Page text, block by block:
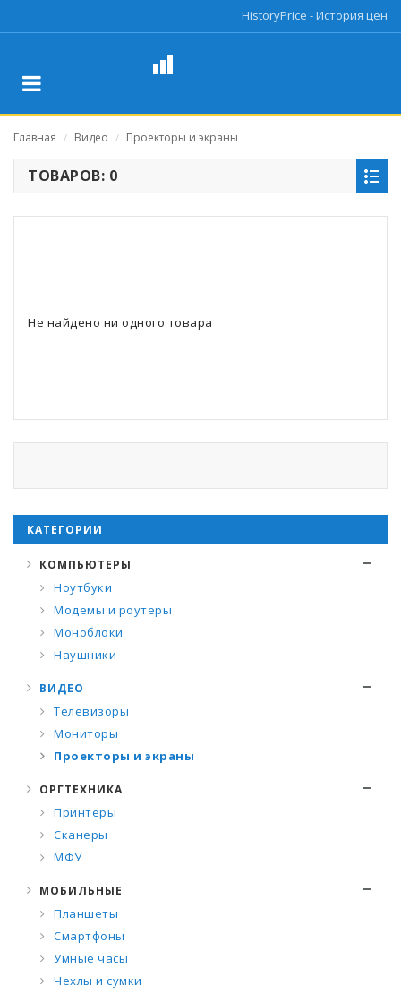
HistoryPrice - История цен
Главная / Видео / Проекторы и экраны
ТОВАРОВ: 0
Не найдено ни одного товара
КАТЕГОРИИ
КОМПЬЮТЕРЫ
Ноутбуки
Модемы и роутеры
Моноблоки
Наушники
ВИДЕО
Телевизоры
Мониторы
Проекторы и экраны
ОРГТЕХНИКА
Принтеры
Сканеры
МФУ
МОБИЛЬНЫЕ
Планшеты
Смартфоны
Умные часы
Чехлы и сумки